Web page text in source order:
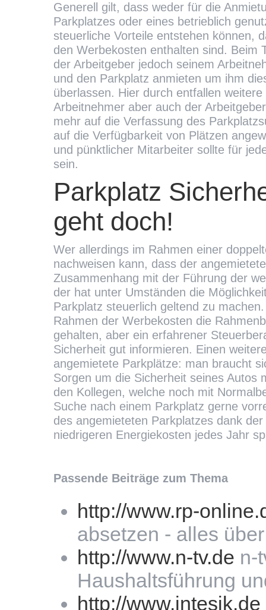
Generell gilt, dass weder für die
Parkplatzes oder eines betrieblich
steuerliche Vorteile entstehen können,
den Werbekosten enthalten sind. Beim
der Arbeitgeber jedoch seinem
und den Parkplatz anmieten um ihm
überlassen. Hier durch entfallen
Arbeitnehmer aber auch der
mehr auf die Verfassung des
auf die Verfügbarkeit von Plätzen
und pünktlicher Mitarbeiter sollte für
sein.
Parkplatz
geht doch!
Wer allerdings im Rahmen einer
nachweisen kann, dass der
Zusammenhang mit der Führung der
der hat unter Umständen die
Parkplatz steuerlich geltend zu
Rahmen der Werbekosten die
gehalten, aber ein erfahrener
Sicherheit gut informieren. Einen
angemietete Parkplätze: man braucht
Sorgen um die Sicherheit seines Autos
den Kollegen, welche noch mit
Suche nach einem Parkplatz gerne
des angemieteten Parkplatzes dank
niedrigeren Energiekosten jedes Jahr
Passende Beiträge zum Thema
http://www.rp-
absetzen - alles
http://www.n-tv.de n-
Haushaltsführung
http://www.intesik.de